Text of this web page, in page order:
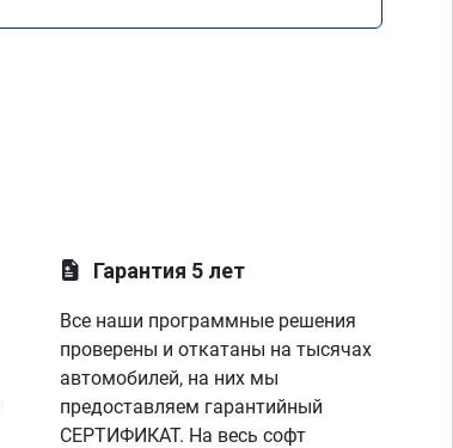
Гарантия 5 лет
Все наши программные решения
проверены и откатаны на тысячах
автомобилей, на них мы
предоставляем гарантийный
СЕРТИФИКАТ. На весь софт